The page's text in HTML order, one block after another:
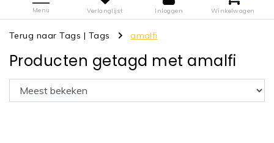
Menu Verlanglijst Inloggen Winkelwagen
Terug naar Tags | Tags amalfi
Producten getagd met amalfi